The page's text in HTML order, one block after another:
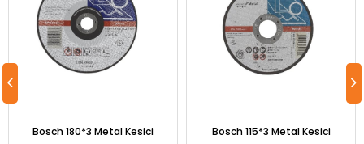
Bosch 180*3 Metal Kesici Bosch 115*3 Metal Kesici